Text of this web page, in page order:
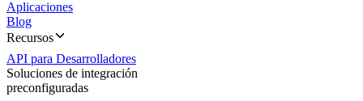
Aplicaciones
Blog
Recursos
API para Desarrolladores
Soluciones de integración
preconfiguradas